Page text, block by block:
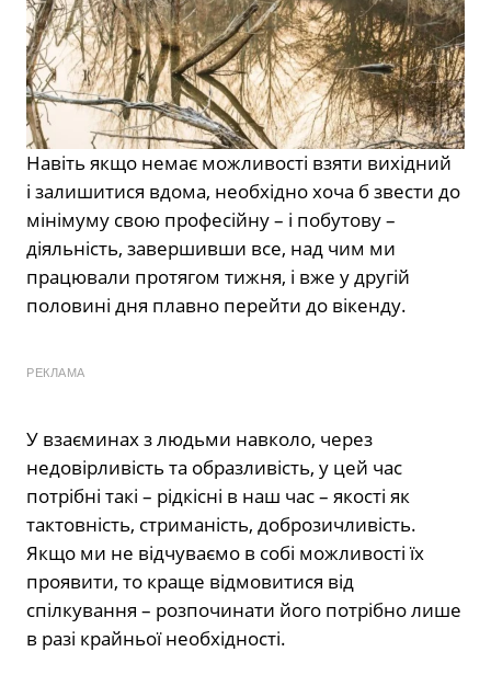
Навіть якщо немає можливості взяти вихідний
і залишитися вдома, необхідно хоча б звести до
мінімуму свою професійну – і побутову –
діяльність, завершивши все, над чим ми
працювали протягом тижня, і вже у другій
половині дня плавно перейти до вікенду.
РЕКЛАМА
У взаєминах з людьми навколо, через
недовірливість та образливість, у цей час
потрібні такі – рідкісні в наш час – якості як
тактовність, стриманість, доброзичливість.
Якщо ми не відчуваємо в собі можливості їх
проявити, то краще відмовитися від
спілкування – розпочинати його потрібно лише
в разі крайньої необхідності.